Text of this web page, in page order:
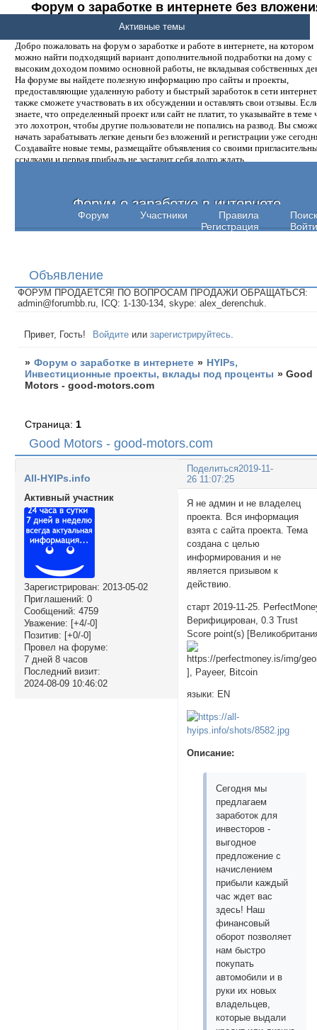
Форум о заработке в интернете без
денег.
Добро пожаловать на форум о заработке и работе в интернете, на котором
можно найти подходящий вариант дополнительной подработки на дому с
высоким доходом помимо основной работы, не вкладывая собственных
На форуме вы найдете полезную информацию про сайты и проекты,
предоставляющие удаленную работу и быстрый заработок в сети
также сможете участвовать в их обсуждении и оставлять свои отзывы.
знаете, что определенный проект или сайт не платит, то указывайте в теме
это лохотрон, чтобы другие пользователи не попались на развод. Вы
начать зарабатывать легкие деньги без вложений и регистрации уже
Создавайте новые темы, размещайте объявления со своими
ссылками и первая прибыль не заставит себя долго ждать.
Форум о заработке в интернете
Форум Участники Правила
Поиск
Регистрация
Войти
Активные темы
Объявление
ФОРУМ ПРОДАЕТСЯ! ПО ВОПРОСАМ ПРОДАЖИ ОБРАЩАТЬСЯ:
admin@forumbb.ru, ICQ: 1-130-134, skype: alex_derenchuk.
Привет, Гость! Войдите илизарегистрируйтесь
» Форум о заработке в интернете » HYIPs,
Инвестиционные проекты, вклады под проценты »Good
Motors - good-motors.com
Good Motors - good-motors.com
Страница: 1
Поделиться2019-11-
26 11:07:25
All-HYIPs.info
Активный участник
Зарегистрирован: 2013-05-02
Приглашений: 0
Сообщений: 4759
Уважение: [+4/-0]
Позитив: [+0/-0]
Провел на форуме:
7 дней 8 часов
Последний визит:
2024-08-09 10:46:02
Я не админ и не владелец
проекта. Вся информация
взята с сайта проекта. Тема
создана с целью
информирования и не
является призывом к
действию.
старт 2019-11-25.
Верифицирован, 0.3 Trust
Score point(s)
], Payeer, Bitcoin
языки: EN
Описание:
Сегодня мы
предлагаем
заработок для
инвесторов -
выгодное
предложение с
начислением
прибыли каждый
час ждет вас
здесь! Наш
финансовый
оборот позволяет
нам быстро
покупать
автомобили и в
руки их новых
владельцев,
которые выдали